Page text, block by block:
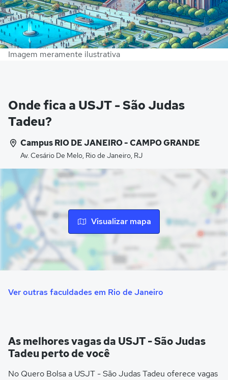
Imagem meramente ilustrativa
Onde fica a USJT - São Judas
Tadeu?
Campus RIO DE JANEIRO - CAMPO GRANDE
Av. Cesário De Melo, Rio de Janeiro, RJ
Visualizar mapa
Ver outras faculdades em Rio de Janeiro
As melhores vagas da USJT - São Judas
Tadeu perto de você
No Quero Bolsa a USJT - São Judas Tadeu oferece vagas